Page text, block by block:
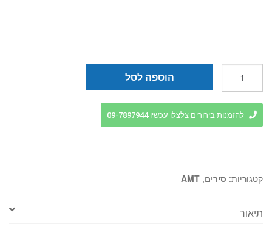
סיר
אובלי
טיטניום
ללא
הוספה לסל
להזמנות בירורים צלצלו עכשיו 09-7897944
קטגוריות: סירים,
AMT
תיאור